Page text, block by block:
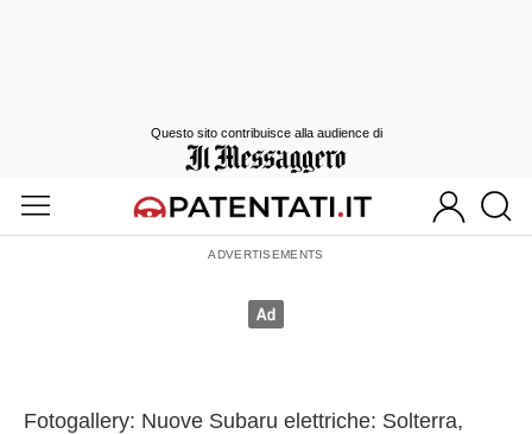
Fotogallery: Nuove Subaru elettriche: Solterra,
Questo sito contribuisce alla audience di